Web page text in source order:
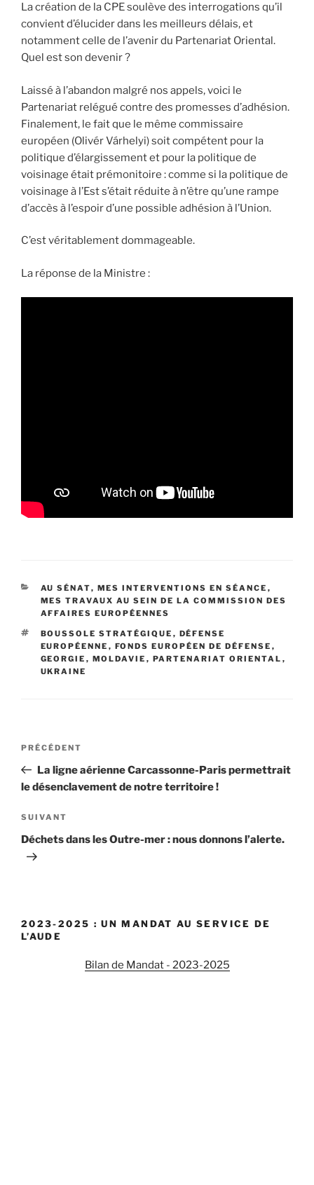
La création de la CPE soulève des interrogations qu’il
convient d’élucider dans les meilleurs délais, et
notamment celle de l’avenir du Partenariat Oriental.
Quel est son devenir ?
Laissé à l’abandon malgré nos appels, voici le
Partenariat relégué contre des promesses d’adhésion.
Finalement, le fait que le même commissaire
européen (Olivér Várhelyi) soit compétent pour la
politique d’élargissement et pour la politique de
voisinage était prémonitoire : comme si la politique de
voisinage à l’Est s’était réduite à n’être qu’une rampe
d’accès à l’espoir d’une possible adhésion à l’Union.
C’est véritablement dommageable.
La réponse de la Ministre :
CATÉGORIES
AU SÉNAT, MES INTERVENTIONS EN SÉANCE ,
MES TRAVAUX AU SEIN DE LA COMMISSION DES
AFFAIRES EUROPÉENNES
ÉTIQUETTES
BOUSSOLE STRATÉGIQUE , DÉFENSE
EUROPÉENNE , FONDS EUROPÉEN DE DÉFENSE ,
GEORGIE , MOLDAVIE , PARTENARIAT ORIENTAL ,
UKRAINE
Navigation
l’article
Article
précédent
PRÉCÉDENT
La ligne aérienne Carcassonne-Paris permettrait
le désenclavement de notre territoire !
Article
suivant
SUIVANT
Déchets dans les Outre-mer : nous donnons l’alerte.
2023-2025 : UN MANDAT AU SERVICE DE
L’AUDE
Bilan de Mandat - 2023-2025